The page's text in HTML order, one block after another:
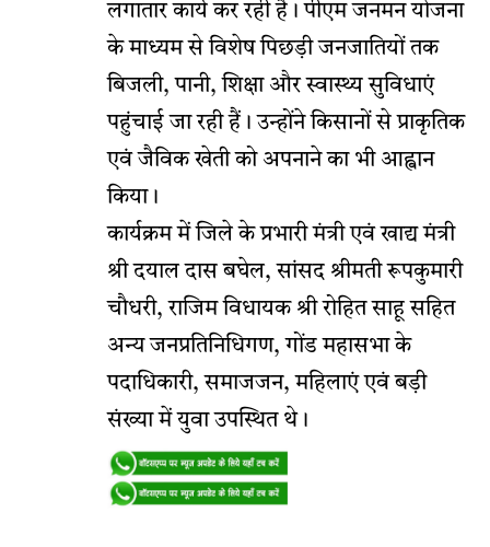
लगातार कार्य कर रही है। पीएम जनमन योजना
के माध्यम से विशेष पिछड़ी जनजातियों तक
बिजली, पानी, शिक्षा और स्वास्थ्य सुविधाएं
पहुंचाई जा रही हैं। उन्होंने किसानों से प्राकृतिक
एवं जैविक खेती को अपनाने का भी आह्वान
किया।
कार्यक्रम में जिले के प्रभारी मंत्री एवं खाद्य मंत्री
श्री दयाल दास बघेल, सांसद श्रीमती रूपकुमारी
चौधरी, राजिम विधायक श्री रोहित साहू सहित
अन्य जनप्रतिनिधिगण, गोंड महासभा के
पदाधिकारी, समाजजन, महिलाएं एवं बड़ी
संख्या में युवा उपस्थित थे।